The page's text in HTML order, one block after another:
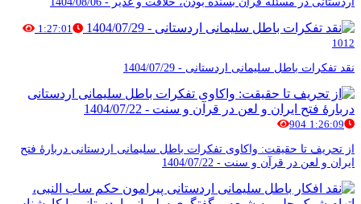
1:27:01
1012
نقد تفکرات باطل سلیمانی اردستانی - 1404/07/29
1:26:09
904
از تحریف تا حقیقت: واکاوی تفکرات باطل سلیمانی اردستانی دربارۀ فتح
ایران و لعن در قرآن و سنت - 1404/07/22